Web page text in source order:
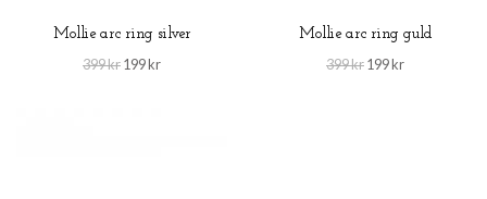
Mollie arc ring silver
399 kr199 kr
Mollie arc ring guld
399 kr199 kr